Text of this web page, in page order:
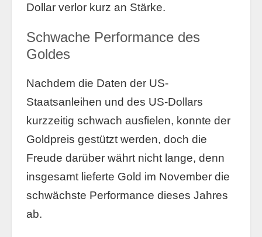
Dollar verlor kurz an Stärke.
Schwache Performance des
Goldes
Nachdem die Daten der US-
Staatsanleihen und des US-Dollars
kurzzeitig schwach ausfielen, konnte der
Goldpreis gestützt werden, doch die
Freude darüber währt nicht lange, denn
insgesamt lieferte Gold im November die
schwächste Performance dieses Jahres
ab.